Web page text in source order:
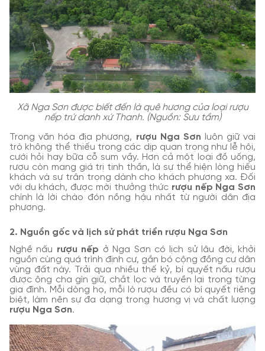
Xã Nga Sơn được biết đến là quê hương của loại rượu
nếp trứ danh xứ Thanh. (Nguồn: Sưu tầm)
Trong văn hóa địa phương, rượu Nga Sơn luôn giữ vai
trò không thể thiếu trong các dịp quan trọng như lễ hội,
cưới hỏi hay bữa cỗ sum vầy. Hơn cả một loại đồ uống,
rượu còn mang giá trị tinh thần, là sự thể hiện lòng hiếu
khách và sự trân trọng dành cho khách phương xa. Đối
với du khách, được mời thưởng thức rượu nếp Nga Sơn
chính là lời chào đón nồng hậu nhất từ người dân địa
phương.
2. Nguồn gốc và lịch sử phát triển rượu Nga Sơn
Nghề nấu rượu nếp ở Nga Sơn có lịch sử lâu đời, khởi
nguồn cùng quá trình định cư, gắn bó cộng đồng cư dân
vùng đất này. Trải qua nhiều thế kỷ, bí quyết nấu rượu
được ông cha gìn giữ, chắt lọc và truyền lại trong từng
gia đình. Mỗi dòng họ, mỗi lò rượu đều có bí quyết riêng
biệt, làm nên sự đa dạng trong hương vị và chất lượng
rượu Nga Sơn.